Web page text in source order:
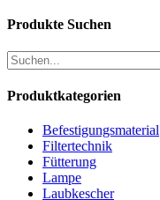
Produkte Suchen
Produktkategorien
Befestigungsmaterial
Filtertechnik
Fütterung
Lampe
Laubkescher